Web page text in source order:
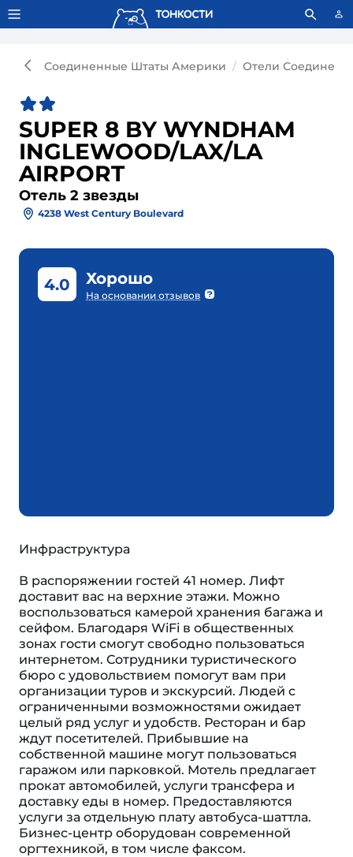
Тонкости используют сookie-файлы. Что это значит?
Соединенные Штаты Америки Отели
SUPER 8 BY WYNDHAM
INGLEWOOD/LAX/LA
AIRPORT
Отель 2 звезды
4238 West Century Boulevard
4.0 Хорошо
На основании отзывов
Инфраструктура
В распоряжении гостей 41 номер. Лифт
доставит вас на верхние этажи. Можно
воспользоваться камерой хранения багажа и
сейфом. Благодаря WiFi в общественных
зонах гости смогут свободно пользоваться
интернетом. Сотрудники туристического
бюро с удовольствием помогут вам при
организации туров и экскурсий. Людей с
ограниченными возможностями ожидает
целый ряд услуг и удобств. Ресторан и бар
ждут посетителей. Прибывшие на
собственной машине могут пользоваться
гаражом или парковкой. Мотель предлагает
прокат автомобилей, услуги трансфера и
доставку еды в номер. Предоставляются
услуги за отдельную плату автобуса-шаттла.
Бизнес-центр оборудован современной
оргтехникой, в том числе факсом.